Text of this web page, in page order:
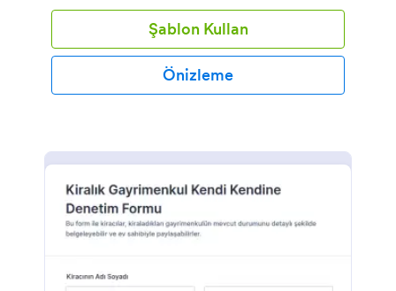
Şablon Kullan
Önizleme